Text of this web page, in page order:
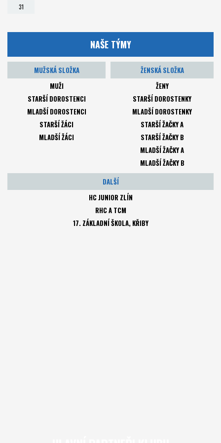
31
NAŠE TÝMY
MUŽSKÁ SLOŽKA
MUŽI
STARŠÍ DOROSTENCI
MLADŠÍ DOROSTENCI
STARŠÍ ŽÁCI
MLADŠÍ ŽÁCI
ŽENSKÁ SLOŽKA
ŽENY
STARŠÍ DOROSTENKY
MLADŠÍ DOROSTENKY
STARŠÍ ŽAČKY A
STARŠÍ ŽAČKY B
MLADŠÍ ŽAČKY A
MLADŠÍ ŽAČKY B
DALŠÍ
HC JUNIOR ZLÍN
RHC A TCM
17. ZÁKLADNÍ ŠKOLA, KŘIBY